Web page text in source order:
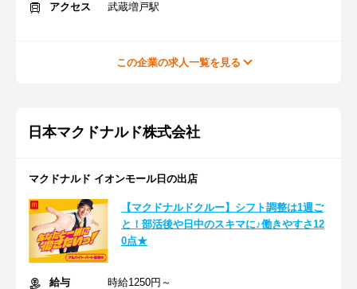
アクセス
武蔵増戸駅
この企業の求人一覧を見る
日本マクドナルド株式会社
マクドナルド イオンモール日の出店
【マクドナルドクルー】シフト調整は1週ご
と！部活後や日中のスキマに♪働きやすさ12
0点★
給与
時給1250円～